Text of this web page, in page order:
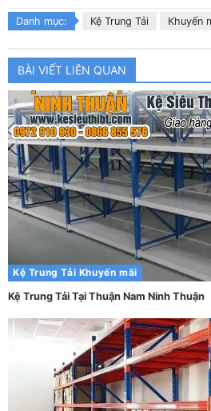
Danh mục: Kệ Trung Tải Khuyến
BÀI VIẾT LIÊN QUAN
Kệ Trung Tải Khuyến mãi
Kệ Trung Tải Tại Thuận Nam Ninh Thuận